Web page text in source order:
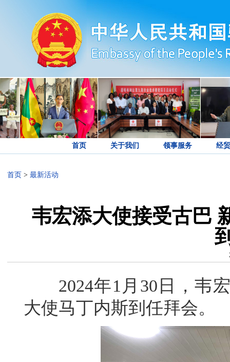
首页 关于我们 领事服务 经
首页 > 最新活动
韦宏添大使接受古巴
2024年1月30日，韦宏
大使马丁内斯到任拜会。